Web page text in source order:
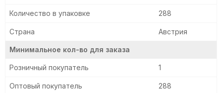
Количество в упаковке 288
Страна Австрия
Минимальное кол-во для заказа
Розничный покупатель 1
Оптовый покупатель 288